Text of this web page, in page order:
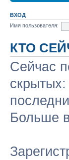
ВХОД
Имя пользователя:
КТО
Сейчас
скрытых:
Больше